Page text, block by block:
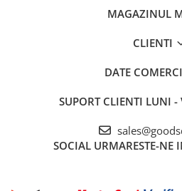
MAGAZINUL
CLIENTI
DATE
SUPORT CLIENTI LUNI -
SOCIAL URMARESTE-NE